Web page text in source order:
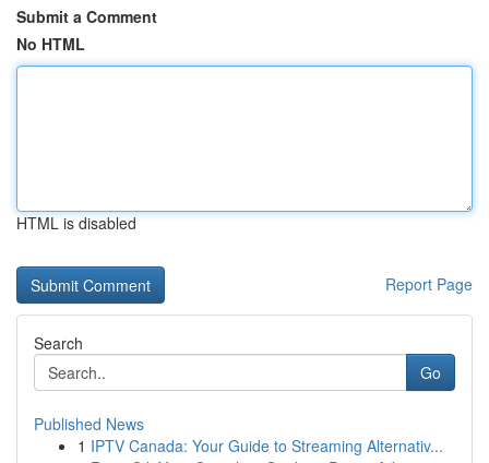
Submit a Comment
No HTML
HTML is disabled
Report Page
Search
Go
Published News
1 IPTV Canada: Your Guide to Streaming Alternativ...